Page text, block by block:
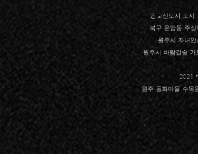
광교신도시 도시
북구 운암동 주
원주시 자녀
원주시 바람길숲
2021
원주 동화마을 수목